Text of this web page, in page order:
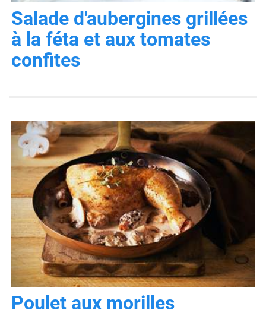
Salade d'aubergines grillées
à la féta et aux tomates
confites
Poulet aux morilles